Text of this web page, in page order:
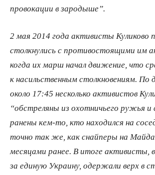
провокации в зародыше”.
2 мая 2014 года активисты Куликово
столкнулись с противостоящими им
когда их марш начал движение, что
к насильственным столкновениям. По
около 17:45 несколько активистов
“обстреляны из охотничьего ружья и
ранены кем-то, кто находился на
точно так же, как снайперы на
месяцами ранее. В итоге активисты,
за единую Украину, одержали верх в